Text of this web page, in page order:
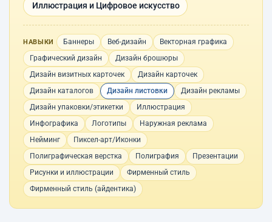
Иллюстрация и Цифровое искусство
НАВЫКИ Баннеры Веб-дизайн
Векторная графика
Графический дизайн
Дизайн брошюры
Дизайн визитных карточек
Дизайн карточек
Дизайн каталогов
Дизайн листовки
Дизайн рекламы
Дизайн упаковки/этикетки
Иллюстрация
Инфографика
Логотипы
Наружная реклама
Нейминг
Пиксел-арт/Иконки
Полиграфическая верстка
Полиграфия
Презентации
Рисунки и иллюстрации
Фирменный стиль
Фирменный стиль (айдентика)